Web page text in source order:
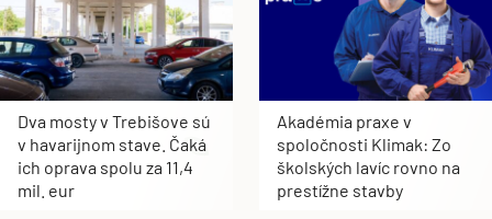
Dva mosty v Trebišove sú
v havarijnom stave. Čaká
ich oprava spolu za 11,4
mil. eur
Akadémia praxe v
spoločnosti Klimak: Zo
školských lavíc rovno na
prestížne stavby